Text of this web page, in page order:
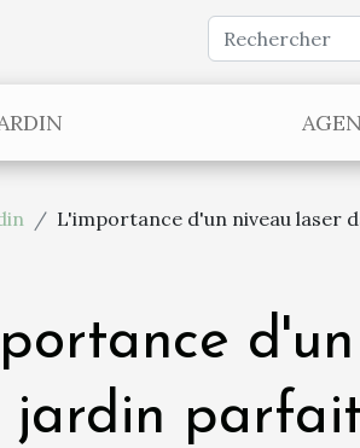
L'importance d'un niveau laser
jardin